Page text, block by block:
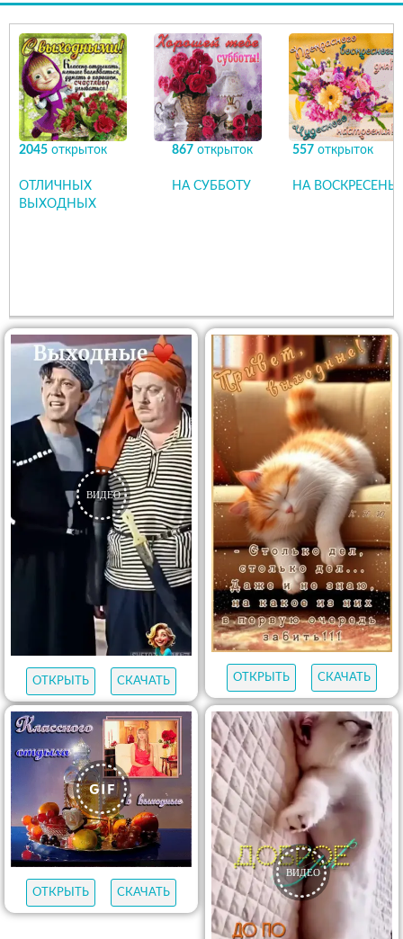
2045 открыток
ОТЛИЧНЫХ
ВЫХОДНЫХ
867 открыток
НА СУББОТУ
557открыток
НА ВОСКРЕСЕНЬЕ
ОТКРЫТЬ СКАЧАТЬ ОТКРЫТЬ СКАЧАТЬ
ОТКРЫТЬ СКАЧАТЬ